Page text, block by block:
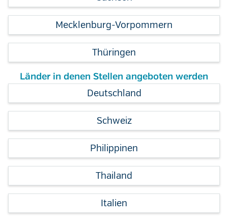
Mecklenburg-Vorpommern
Thüringen
Länder in denen Stellen angeboten werden
Deutschland
Schweiz
Philippinen
Thailand
Italien